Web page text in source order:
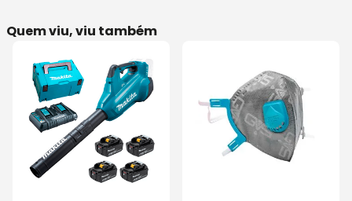
Quem viu, viu também